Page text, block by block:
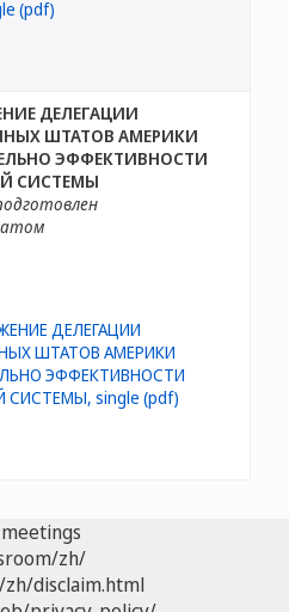
ДЕЛЕГАЦИИ
ШТАТОВ АМЕРИКИ
ЭФФЕКТИВНОСТИ
СИСТЕМЫ
zh/
disclaim.html